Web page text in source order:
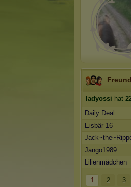
ladyossi hat
Daily Deal
Eisbär 16
Jango1989
Lilienmädchen
1 2 3